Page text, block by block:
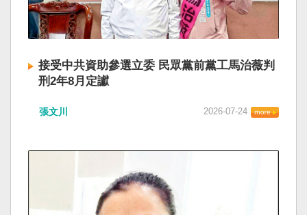
接受中共資助參選立委 民眾黨前黨工馬治薇判
刑2年8月定讞
張文川 2026-07-24